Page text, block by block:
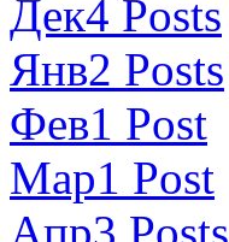
Дек4 Posts
Янв2 Posts
Фев1 Post
Мар1 Post
Апр3 Posts